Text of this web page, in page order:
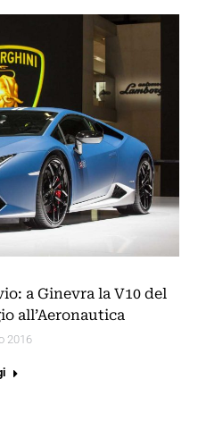
a Ginevra la V10 del
all’Aeronautica
2016